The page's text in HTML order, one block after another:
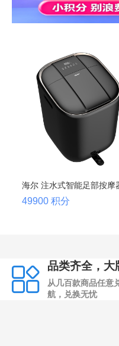
49900 积分
品类齐全，大
从几百款商品任意
航，兑换无忧